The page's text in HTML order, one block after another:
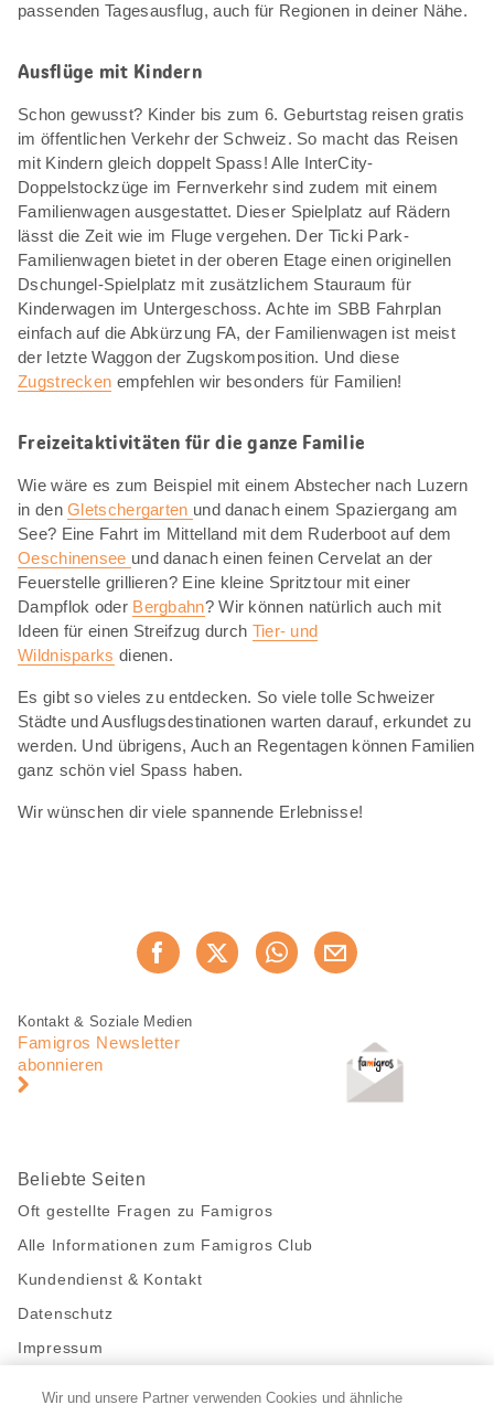
passenden Tagesausflug, auch für Regionen in deiner Nähe.
Ausflüge mit Kindern
Schon gewusst? Kinder bis zum 6. Geburtstag reisen gratis
im öffentlichen Verkehr der Schweiz. So macht das Reisen
mit Kindern gleich doppelt Spass! Alle InterCity-
Doppelstockzüge im Fernverkehr sind zudem mit einem
Familienwagen ausgestattet. Dieser Spielplatz auf Rädern
lässt die Zeit wie im Fluge vergehen. Der Ticki Park-
Familienwagen bietet in der oberen Etage einen originellen
Dschungel-Spielplatz mit zusätzlichem Stauraum für
Kinderwagen im Untergeschoss. Achte im SBB Fahrplan
einfach auf die Abkürzung FA, der Familienwagen ist meist
der letzte Waggon der Zugskomposition. Und diese
Zugstrecken empfehlen wir besonders für Familien!
Freizeitaktivitäten für die ganze Familie
Wie wäre es zum Beispiel mit einem Abstecher nach Luzern
in denGletschergarten und danach einem Spaziergang am
See? Eine Fahrt im Mittelland mit dem Ruderboot auf dem
Oeschinensee und danach einen feinen Cervelat an der
Feuerstelle grillieren? Eine kleine Spritztour mit einer
Dampflok oder Bergbahn? Wir können natürlich auch mit
Ideen für einen Streifzug durch Tier- und
Wildnisparks dienen.
Es gibt so vieles zu entdecken. So viele tolle Schweizer
Städte und Ausflugsdestinationen warten darauf, erkundet zu
werden. Und übrigens, Auch an Regentagen können Familien
ganz schön viel Spass haben.
Wir wünschen dir viele spannende Erlebnisse!
Jetzt weiterempfehlen
Fusszeile
Fusszeile
Navigation
Kontakt & Soziale Medien
Famigros Newsletter
abonnieren
Beliebte Seiten
Oft gestellte Fragen zu Famigros
Alle Informationen zum Famigros Club
Kundendienst & Kontakt
Datenschutz
Impressum
Wir und unsere Partner verwenden Cookies und ähnliche